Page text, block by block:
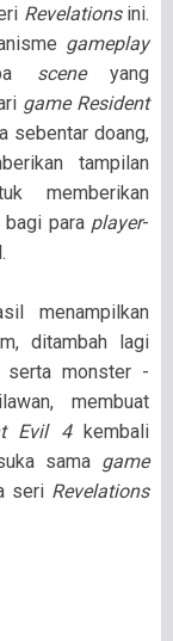
Revelationsini.
gameplay
scene yang
game Resident
sebentar doang,
tampilan
memberikan
bagi para player-
menampilkan
ditambah lagi
serta monster -
membuat
Evil 4 kembali
sama game
seri Revelations